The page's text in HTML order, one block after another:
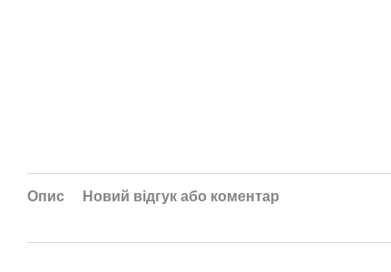
Опис Новий відгук або коментар